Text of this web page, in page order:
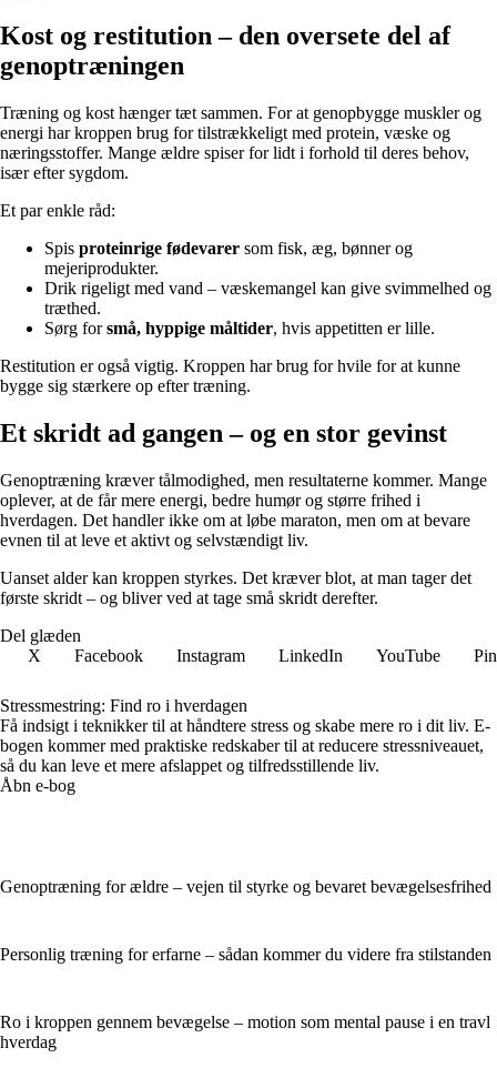
Kost og restitution – den oversete del af
genoptræningen
Træning og kost hænger tæt sammen. For at genopbygge muskler og
energi har kroppen brug for tilstrækkeligt med protein, væske og
næringsstoffer. Mange ældre spiser for lidt i forhold til deres behov,
især efter sygdom.
Et par enkle råd:
Spis proteinrige fødevarer som fisk, æg, bønner og
mejeriprodukter.
Drik rigeligt med vand – væskemangel kan give svimmelhed og
træthed.
Sørg forsmå, hyppige måltider, hvis appetitten er lille.
Restitution er også vigtig. Kroppen har brug for hvile for at kunne
bygge sig stærkere op efter træning.
Et skridt ad gangen – og en stor gevinst
Genoptræning kræver tålmodighed, men resultaterne kommer. Mange
oplever, at de får mere energi, bedre humør og større frihed i
hverdagen. Det handler ikke om at løbe maraton, men om at bevare
evnen til at leve et aktivt og selvstændigt liv.
Uanset alder kan kroppen styrkes. Det kræver blot, at man tager det
første skridt – og bliver ved at tage små skridt derefter.
Del glæden
X
Facebook Instagram LinkedIn YouTube
Stressmestring: Find ro i hverdagen
Få indsigt i teknikker til at håndtere stress og skabe mere ro i dit liv. E-
bogen kommer med praktiske redskaber til at reducere stressniveauet,
så du kan leve et mere afslappet og tilfredsstillende liv.
Åbn e-bog
Genoptræning for ældre – vejen til styrke og bevaret bevægelsesfrihed
Personlig træning for erfarne – sådan kommer du videre fra stilstanden
Ro i kroppen gennem bevægelse – motion som mental pause i en travl
hverdag